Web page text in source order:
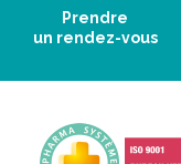
2 coupelles par jour en
Prendre
un rendez-vous